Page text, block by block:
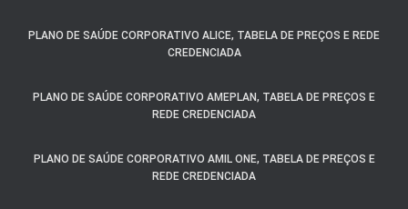
PLANO DE SAÚDE CORPORATIVO ALICE, TABELA DE PREÇOS E REDE
CREDENCIADA
PLANO DE SAÚDE CORPORATIVO AMEPLAN, TABELA DE PREÇOS E
REDE CREDENCIADA
PLANO DE SAÚDE CORPORATIVO AMIL ONE, TABELA DE PREÇOS E
REDE CREDENCIADA